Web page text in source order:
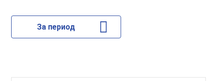
За период